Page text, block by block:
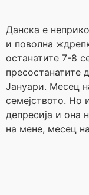
Данска е
и поволна
останатите 7-8
пресостанатите
Јануари. Месец
семејството. Но
депресија и она
на мене, месец